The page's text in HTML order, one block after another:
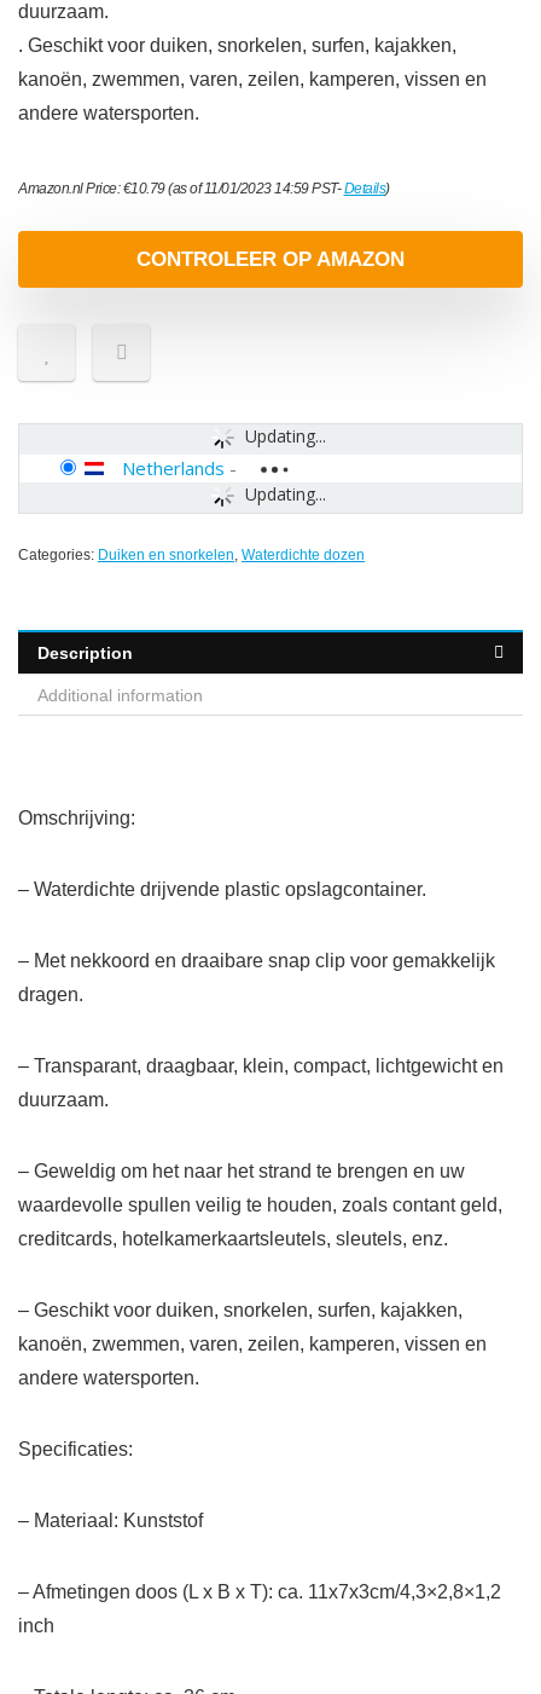
duurzaam.
. Geschikt voor duiken, snorkelen, surfen, kajakken,
kanoën, zwemmen, varen, zeilen, kamperen, vissen en
andere watersporten.
Amazon.nl Price:€10.79(as of 11/01/2023 14:59 PST-Details)
CONTROLEER OP AMAZON
Updating...
Updating...
Netherlands -
Categories: Duiken en snorkelen, Waterdichte dozen
Description
Additional information
Omschrijving:
– Waterdichte drijvende plastic opslagcontainer.
– Met nekkoord en draaibare snap clip voor gemakkelijk
dragen.
– Transparant, draagbaar, klein, compact, lichtgewicht en
duurzaam.
– Geweldig om het naar het strand te brengen en uw
waardevolle spullen veilig te houden, zoals contant geld,
creditcards, hotelkamerkaartsleutels, sleutels, enz.
– Geschikt voor duiken, snorkelen, surfen, kajakken,
kanoën, zwemmen, varen, zeilen, kamperen, vissen en
andere watersporten.
Specificaties:
– Materiaal: Kunststof
– Afmetingen doos (L x B x T): ca. 11x7x3cm/4,3×2,8×1,2
inch